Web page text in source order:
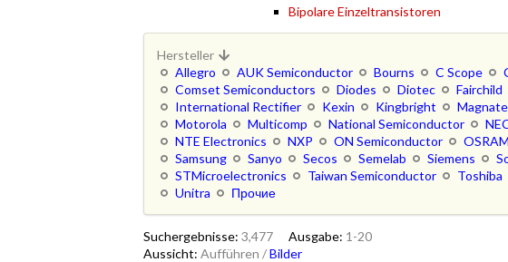
Bipolare Einzeltransistoren
Hersteller
Allegro
AUK Semiconductor Bourns C Scope
Comset Semiconductors
Diodes Diotec Fairchild
International Rectifier
Kexin Kingbright
Motorola
Multicomp National Semiconductor
NTE Electronics
NXP ON Semiconductor OSRAM
Samsung
Sanyo Secos Semelab Siemens
STMicroelectronics
Taiwan Semiconductor Toshiba
Unitra
Прочие
Suchergebnisse: 3,477 Ausgabe: 1-20
Aussicht: Aufführen /Bilder